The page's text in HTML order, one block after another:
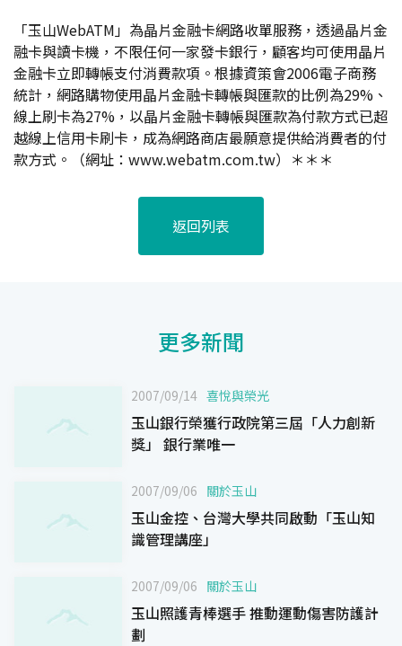
「玉山WebATM」為晶片金融卡網路收單服務，透過晶片金
融卡與讀卡機，不限任何一家發卡銀行，顧客均可使用晶片
金融卡立即轉帳支付消費款項。根據資策會2006電子商務
統計，網路購物使用晶片金融卡轉帳與匯款的比例為29%、
線上刷卡為27%，以晶片金融卡轉帳與匯款為付款方式已超
越線上信用卡刷卡，成為網路商店最願意提供給消費者的付
款方式。（網址： www.webatm.com.tw）＊＊＊
返回列表
更多新聞
2007/09/14 喜悅與榮光
玉山銀行榮獲行政院第三屆「人力創新
獎」 銀行業唯一
2007/09/06 關於玉山
玉山金控、台灣大學共同啟動「玉山知
識管理講座」
2007/09/06 關於玉山
玉山照護青棒選手 推動運動傷害防護計
劃